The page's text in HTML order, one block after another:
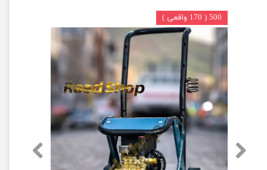
500 ( 170 واقعی )